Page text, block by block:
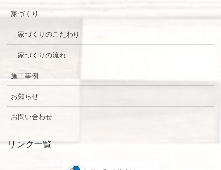
家づくり
家づくりのこだわり
家づくりの流れ
施工事例
お知らせ
お問い合わせ
リンク一覧